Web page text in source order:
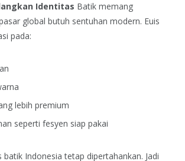
Identitas Batik memang
global butuh sentuhan modern. Euis
pada:
lebih premium
seperti fesyen siap pakai
batik Indonesia tetap dipertahankan. Jadi